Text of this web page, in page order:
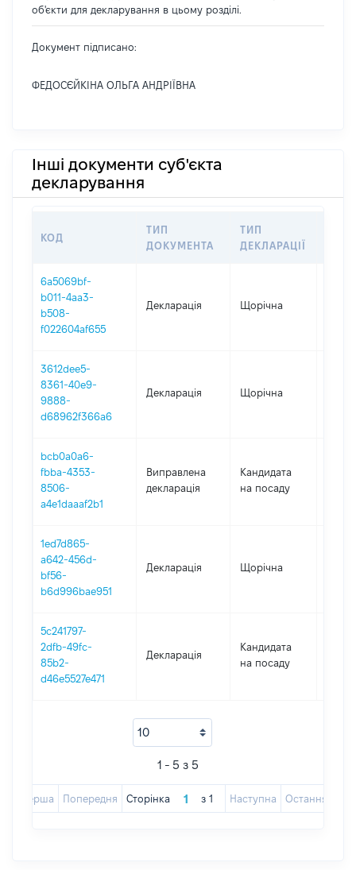
об'єкти для декларування в цьому розділі.
Документ підписано:
ФЕДОСЄЙКІНА ОЛЬГА АНДРІЇВНА
Інші документи суб'єкта
декларування
КОД
ТИП
ДОКУМЕНТА
ТИП
ДЕКЛАРАЦІЇ
6a5069bf-
b011-4aa3-
b508-
f022604af655
Декларація Щорічна
3612dee5-
8361-40e9-
9888-
d68962f366a6
Декларація Щорічна
bcb0a0a6-
fbba-4353-
8506-
a4e1daaaf2b1
Виправлена
декларація
Кандидата
на посаду
1ed7d865-
a642-456d-
bf56-
b6d996bae951
Декларація Щорічна
5c241797-
2dfb-49fc-
85b2-
d46e5527e471
Декларація
Кандидата
на посаду
1 - 5 з 5
Перша Попередня Сторінка з 1 Наступна Остання